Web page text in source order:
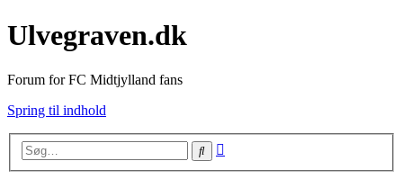
Ulvegraven.dk
Forum for FC Midtjylland fans
Spring til indhold
Søg